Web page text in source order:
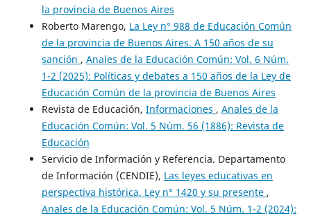
la provincia de Buenos Aires
Roberto Marengo, La Ley n° 988 de Educación Común
de la provincia de Buenos Aires. A 150 años de su
sanción , Anales de la Educación Común: Vol. 6 Núm.
1-2 (2025): Políticas y debates a 150 años de la Ley de
Educación Común de la provincia de Buenos Aires
Revista de Educación, Informaciones , Anales de la
Educación Común: Vol. 5 Núm. 56 (1886): Revista de
Educación
Servicio de Información y Referencia. Departamento
de Información (CENDIE), Las leyes educativas en
perspectiva histórica. Ley n° 1420 y su presente ,
Anales de la Educación Común: Vol. 5 Núm. 1-2 (2024):